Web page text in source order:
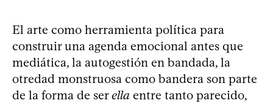
El arte como herramienta política para
construir una agenda emocional antes que
mediática, la autogestión en bandada, la
otredad monstruosa como bandera son parte
de la forma de serella entre tanto parecido,